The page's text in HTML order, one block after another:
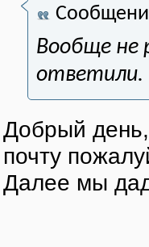
Вообще не
ответили.
Добрый
почту
Далее мы